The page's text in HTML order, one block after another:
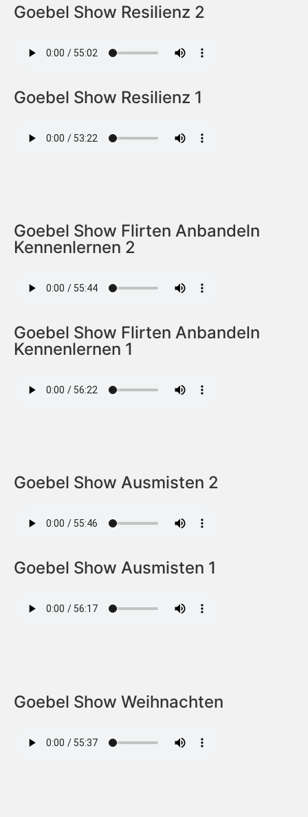
Goebel Show Resilienz 1
Goebel Show Resilienz 2
Goebel Show Flirten Anbandeln
Kennenlernen 1
Goebel Show Flirten Anbandeln
Kennenlernen 2
Goebel Show Ausmisten 1
Goebel Show Ausmisten 2
Goebel Show Weihnachten